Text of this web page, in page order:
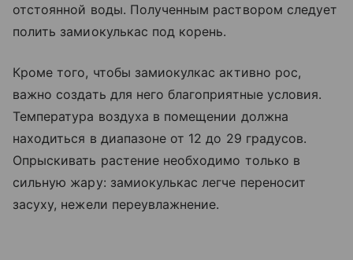
отстоянной воды. Полученным раствором следует
полить замиокулькас под корень.
Кроме того, чтобы замиокулкас активно рос,
важно создать для него благоприятные условия.
Температура воздуха в помещении должна
находиться в диапазоне от 12 до 29 градусов.
Опрыскивать растение необходимо только в
сильную жару: замиокулькас легче переносит
засуху, нежели переувлажнение.